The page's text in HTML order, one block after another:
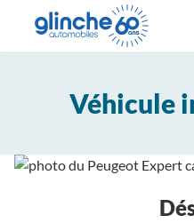
Véhicule